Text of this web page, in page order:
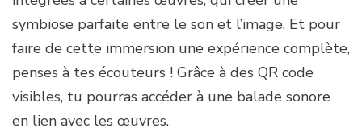
symbiose parfaite entre le son et l’image. Et pour
faire de cette immersion une expérience complète,
penses à tes écouteurs ! Grâce à des QR code
visibles, tu pourras accéder à une balade sonore
en lien avec les œuvres.